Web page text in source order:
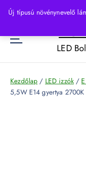
Új típusú növénynevelő
p
o
LED
Kezdőlap / LED izzók/
5,5W E14 gyertya